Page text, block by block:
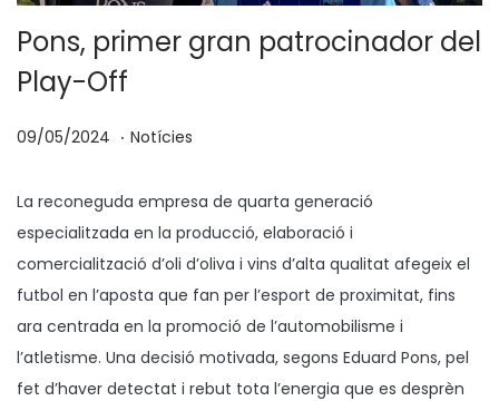
Pons, primer gran patrocinador del
Play-Off
p
s
a
t
e
n
09/05/2024 0
/
0
5
/
2
0
2
. P
b
i
c
a
t
a
Notícies
La reconeguda empresa de quarta generació
especialitzada en la producció, elaboració i
comercialització d’oli d’oliva i vins d’alta qualitat afegeix el
futbol en l’aposta que fan per l’esport de proximitat, fins
ara centrada en la promoció de l’automobilisme i
l’atletisme. Una decisió motivada, segons Eduard Pons, pel
fet d’haver detectat i rebut tota l’energia que es desprèn